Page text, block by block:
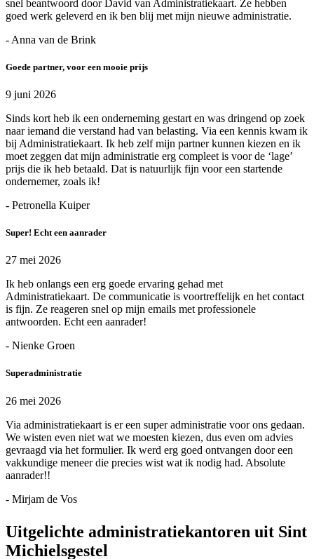
snel beantwoord door David van Administratiekaart. Ze hebben
goed werk geleverd en ik ben blij met mijn nieuwe administratie.
- Anna van de Brink
Goede partner, voor een mooie prijs
9 juni 2026
Sinds kort heb ik een onderneming gestart en was dringend op zoek
naar iemand die verstand had van belasting. Via een kennis kwam ik
bij Administratiekaart. Ik heb zelf mijn partner kunnen kiezen en ik
moet zeggen dat mijn administratie erg compleet is voor de ‘lage’
prijs die ik heb betaald. Dat is natuurlijk fijn voor een startende
ondernemer, zoals ik!
- Petronella Kuiper
Super! Echt een aanrader
27 mei 2026
Ik heb onlangs een erg goede ervaring gehad met
Administratiekaart. De communicatie is voortreffelijk en het contact
is fijn. Ze reageren snel op mijn emails met professionele
antwoorden. Echt een aanrader!
- Nienke Groen
Superadministratie
26 mei 2026
Via administratiekaart is er een super administratie voor ons gedaan.
We wisten even niet wat we moesten kiezen, dus even om advies
gevraagd via het formulier. Ik werd erg goed ontvangen door een
vakkundige meneer die precies wist wat ik nodig had. Absolute
aanrader!!
- Mirjam de Vos
Uitgelichte administratiekantoren uit Sint
Michielsgestel